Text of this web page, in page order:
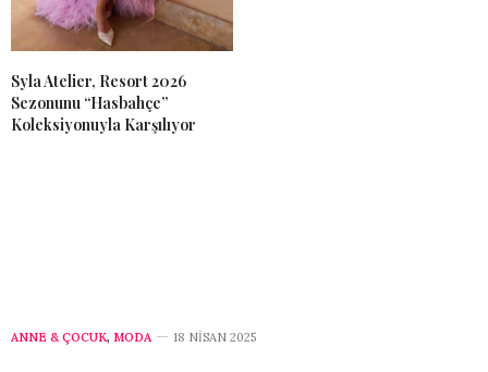
Syla Atelier, Resort 2026
Sezonunu “Hasbahçe”
Koleksiyonuyla Karşılıyor
ANNE & ÇOCUK, MODA 18 NISAN 2025